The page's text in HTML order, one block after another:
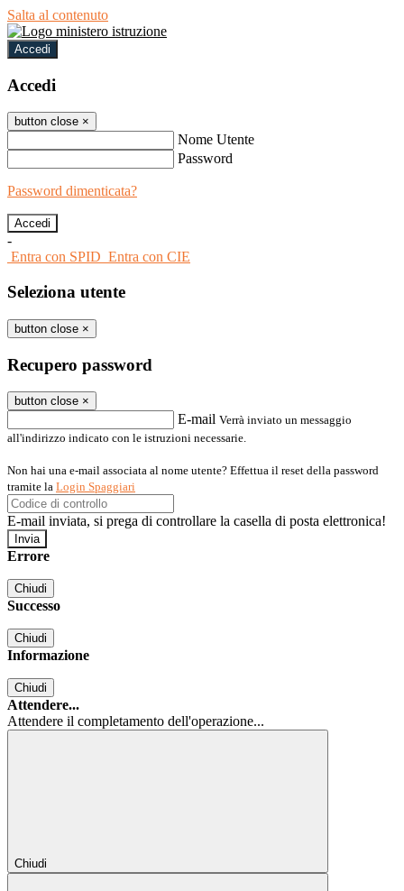
Salta al contenuto
Accedi
Accedi
button close ×
Nome Utente
Password
Password dimenticata?
-
Entra con SPID Entra con CIE
Seleziona utente
button close ×
Recupero password
button close ×
E-mail Verrà inviato un messaggio
all'indirizzo indicato con le istruzioni necessarie.
Non hai una e-mail associata al nome utente? Effettua il reset della password
tramite la Login Spaggiari
E-mail inviata, si prega di controllare la casella di posta elettronica!
Errore
Chiudi
Successo
Chiudi
Informazione
Chiudi
Attendere...
Attendere il completamento dell'operazione...
Chiudi